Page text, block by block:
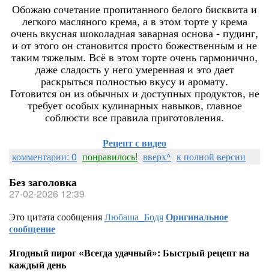
Обожаю сочетание пропитанного белого бисквита и
легкого масляного крема, а в этом торте у крема
очень вкусная шоколадная заварная основа - пудинг,
и от этого он становится просто божественным и не
таким тяжелым. Всё в этом торте очень гармонично,
даже сладость у него умеренная и это дает
раскрыться полностью вкусу и аромату.
Готовится он из обычных и доступных продуктов, не
требует особых кулинарных навыков, главное
соблюсти все правила приготовления.
Рецепт с видео
комментарии: 0 понравилось! вверх^ к полной версии
Без заголовка
27-02-2026 12:39
Это цитата сообщенияЛюбаша_БодяОригинальное
сообщение
Ягодный пирог «Всегда удачный»: Быстрый рецепт на
каждый день